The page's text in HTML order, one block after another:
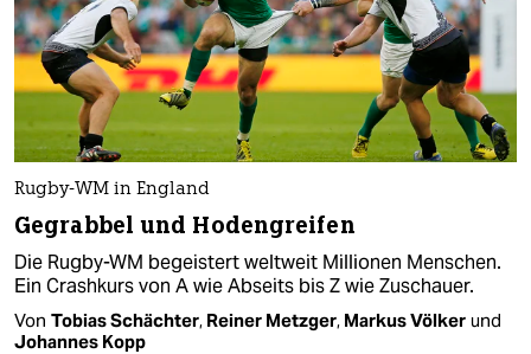
Rugby-WM in England
Gegrabbel und Hodengreifen
Die Rugby-WM begeistert weltweit Millionen Menschen.
Ein Crashkurs von A wie Abseits bis Z wie Zuschauer.
Von Tobias Schächter, Reiner Metzger, Markus Völker und
Johannes Kopp